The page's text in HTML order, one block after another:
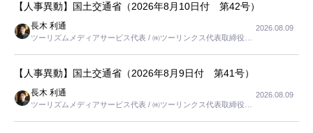
【人事異動】国土交通省（2026年8月10日付 第42号）
長木 利通
ツーリズムメディアサービス代表 / ㈱ツーリンクス代表取締役社
2026.08.09
【人事異動】国土交通省（2026年8月9日付 第41号）
長木 利通
ツーリズムメディアサービス代表 / ㈱ツーリンクス代表取締役社
2026.08.09